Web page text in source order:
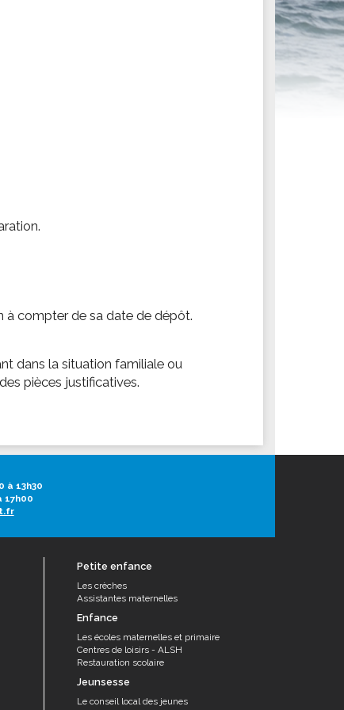
à compter de sa date de dépôt.
dans la situation familiale ou
pièces justificatives.
à 13h30
17h00
Petite enfance
Les crèches
Assistantes maternelles
Enfance
Les écoles maternelles et primaire
Centres de loisirs - ALSH
Restauration scolaire
Jeunsesse
Le conseil local des jeunes